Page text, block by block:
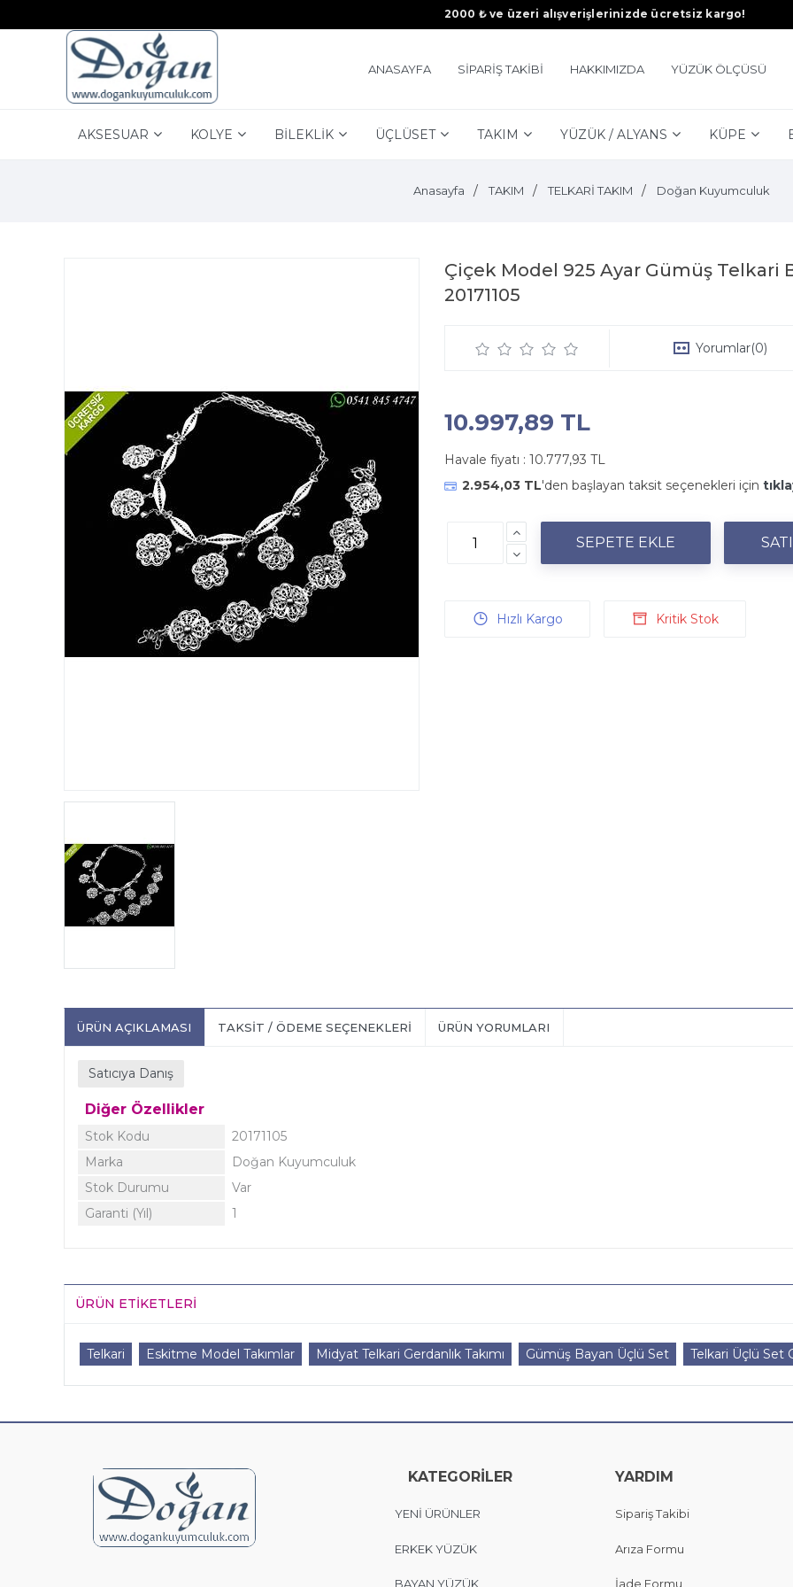
2000 ₺ ve üzeri alışverişlerinizde ücretsiz kargo!
ANASAYFA SİPARİŞ TAKİBİ HAKKIMIZDA YÜZÜK ÖLÇÜSÜ
AKSESUAR KOLYE BİLEKLİK ÜÇLÜSET TAKIM YÜZÜK / ALYANS KÜPE
Anasayfa TAKIM TELKARİ TAKIM Doğan Kuyumculuk
Çiçek Model 925 Ayar Gümüş Telkari
20171105
Yorumlar(0)
10.997,89 TL
Havale fiyatı : 10.777,93 TL
2.954,03 TL'den başlayan taksit seçenekleri için
ÜRÜN AÇIKLAMASI TAKSIT / ÖDEME SEÇENEKLERI ÜRÜN YORUMLARI
Satıcıya Danış
Diğer Özellikler
Stok Kodu
20171105
Marka
Doğan Kuyumculuk
Stok Durumu
Var
Garanti (Yıl)
1
ÜRÜN ETIKETLERI
Telkari Eskitme Model Takımlar Midyat Telkari Gerdanlık Takımı Gümüş Bayan Üçlü Set Telkari Üçlü Set
KATEGORİLER
YENİ ÜRÜNLER
ERKEK YÜZÜK
BAYAN YÜZÜK
YARDIM
Sipariş Takibi
Arıza Formu
İade Formu